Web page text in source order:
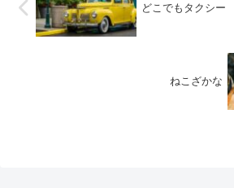
どこでもタクシー
ねこざかな